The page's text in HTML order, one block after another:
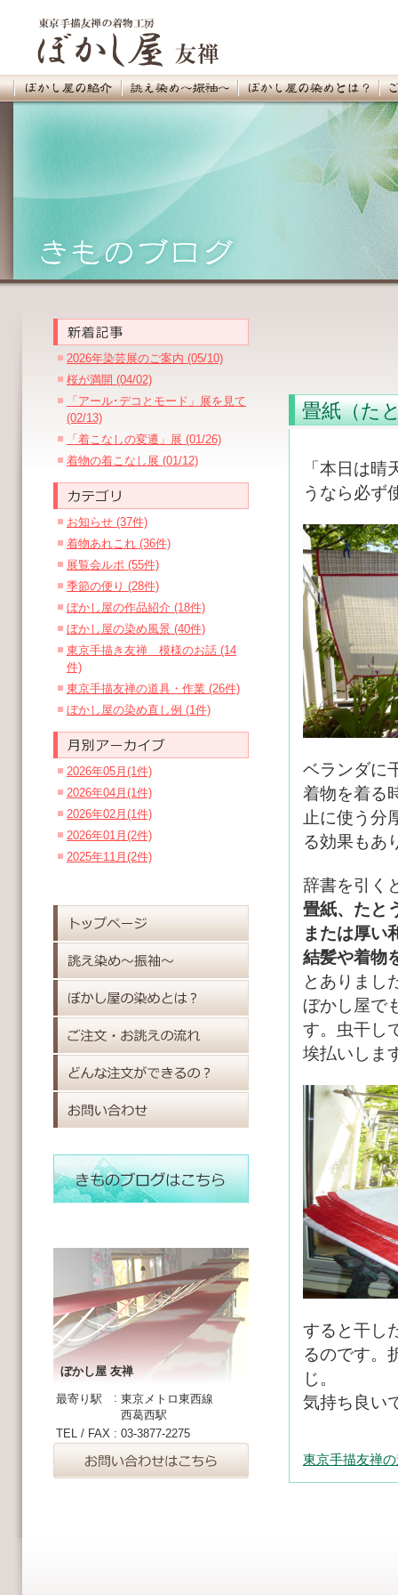
2026年染芸展のご案内 (05/10)
桜が満開 (04/02)
「アール･デコとモード」展を見て
(02/13)
「着こなしの変遷」展 (01/26)
着物の着こなし展 (01/12)
お知らせ (37件)
着物あれこれ (36件)
展覧会ルポ (55件)
季節の便り (28件)
ぼかし屋の作品紹介 (18件)
ぼかし屋の染め風景 (40件)
東京手描き友禅 模様のお話 (14
件)
東京手描友禅の道具・作業 (26件)
ぼかし屋の染め直し例 (1件)
2026年05月(1件)
2026年04月(1件)
2026年02月(1件)
2026年01月(2件)
2025年11月(2件)
ぼかし屋 友禅
最寄り駅 : 東京メトロ東西線
西葛西駅
TEL / FAX : 03-3877-2275
畳紙（た
「本日は
うなら必ず
ベランダに
着物を着る
止に使う分
る効果もあ
辞書を引く
畳紙、たと
または厚い
結髪や着物
とありまし
ぼかし屋で
す。虫干し
埃払いしま
すると干し
るのです。
じ。
気持ち良い
東京手描友禅